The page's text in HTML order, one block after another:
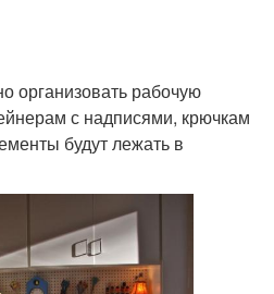
организовать рабочую
с надписями, крючкам
будут лежать в